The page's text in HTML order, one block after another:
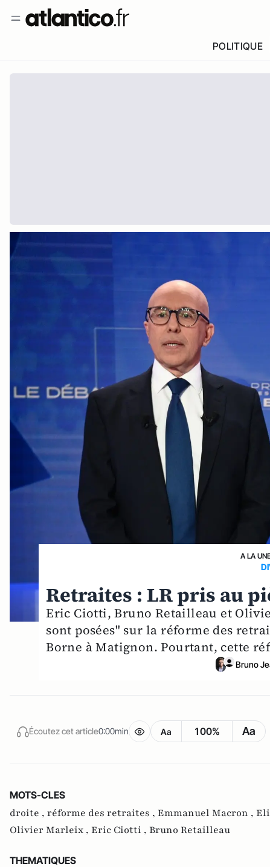
POLITIQUE
A LA
Retraites : LR pris au
Eric Ciotti, Bruno Retailleau et
sont posées" sur la réforme des
Borne à Matignon. Pourtant, cette
Bruno
Écoutez cet article0:00min Aa 100% Aa
MOTS-CLES
droite , réforme des retraites , Emmanuel Macron ,
Olivier Marleix , Eric Ciotti , Bruno Retailleau
THEMATIQUES